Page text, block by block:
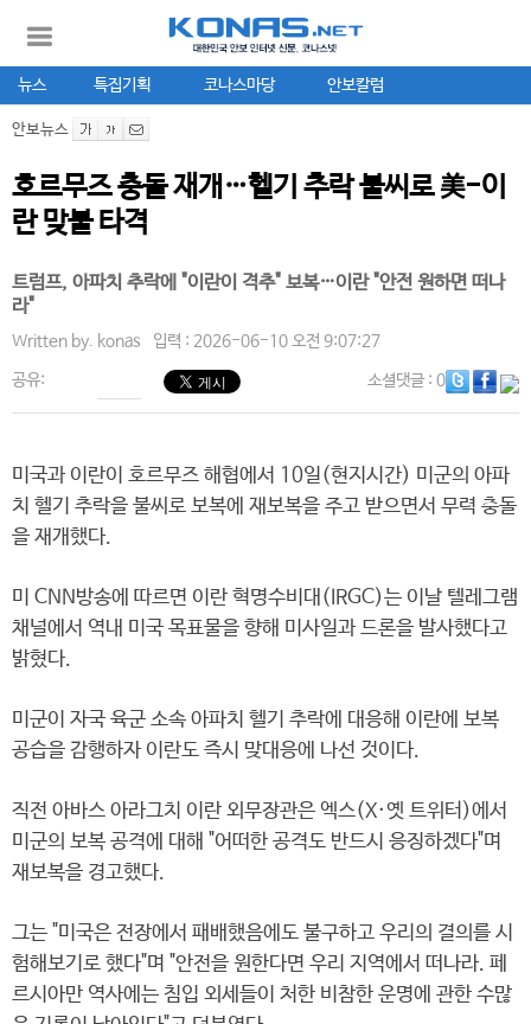
뉴스 특집기획 코나스마당 안보칼럼
안보뉴스
호르무즈 충돌 재개…헬기 추락 불씨로 美-이
란 맞불 타격
트럼프, 아파치 추락에 "이란이 격추" 보복…이란 "안전 원하면 떠나
라"
Written by. konas 입력 : 2026-06-10 오전 9:07:27
공유: 소셜댓글: 0
미국과 이란이 호르무즈 해협에서 10일(현지시간) 미군의 아파
치 헬기 추락을 불씨로 보복에 재보복을 주고 받으면서 무력 충돌
을 재개했다.
미 CNN방송에 따르면 이란 혁명수비대(IRGC)는 이날 텔레그램
채널에서 역내 미국 목표물을 향해 미사일과 드론을 발사했다고
밝혔다.
미군이 자국 육군 소속 아파치 헬기 추락에 대응해 이란에 보복
공습을 감행하자 이란도 즉시 맞대응에 나선 것이다.
직전 아바스 아라그치 이란 외무장관은 엑스(X·옛 트위터)에서
미군의 보복 공격에 대해 "어떠한 공격도 반드시 응징하겠다"며
재보복을 경고했다.
그는 "미국은 전장에서 패배했음에도 불구하고 우리의 결의를 시
험해보기로 했다"며 "안전을 원한다면 우리 지역에서 떠나라. 페
르시아만 역사에는 침입 외세들이 처한 비참한 운명에 관한 수많